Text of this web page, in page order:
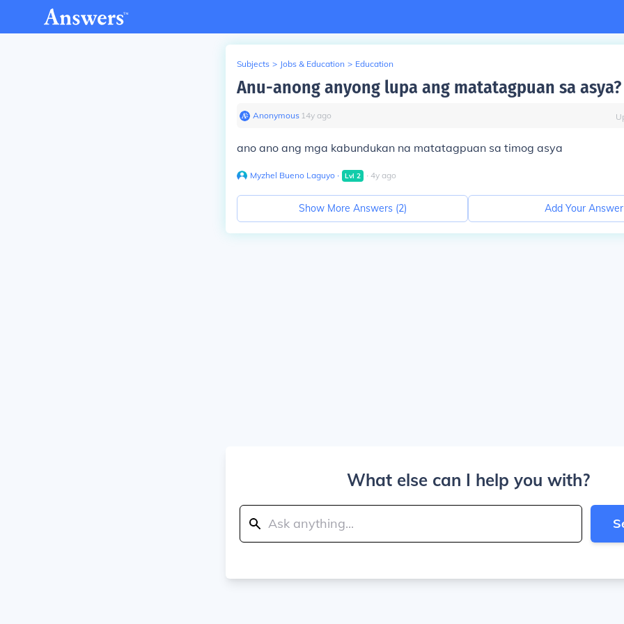
Subjects > Jobs & Education > Education
Anu-anong anyong lupa ang matatagpuan sa asya?
Anonymous∙ 14y ago
ano ano ang mga kabundukan na matatagpuan sa timog asya
Myzhel Bueno Laguyo ∙ Lvl 2 ∙ 4y ago
Show More Answers (2) Add Your Answer
What else can I help you with?